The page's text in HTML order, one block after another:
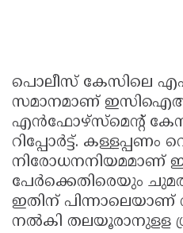
പൊലീസ് കേസിലെ
സമാനമാണ്
എന്‍ഫോഴ്‌സ്‌മെന്റ്
റിപ്പോര്‍ട്ട്. കള്ളപ്പണം
നിരോധനനിയമമാണ്
പേര്‍ക്കെതിരെയും
ഇതിന് പിന്നാലെയാണ്
നല്‍കി തലയൂരാനുളള